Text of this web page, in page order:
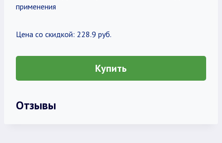
применения
Цена со скидкой: 228.9 руб.
Купить
Отзывы